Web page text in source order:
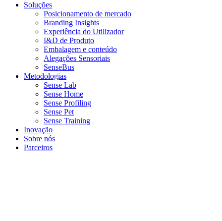
Soluções
Posicionamento de mercado
Branding Insights
Experiência do Utilizador
I&D de Produto
Embalagem e conteúdo
Alegações Sensoriais
SenseBus
Metodologias
Sense Lab
Sense Home
Sense Profiling
Sense Pet
Sense Training
Inovação
Sobre nós
Parceiros